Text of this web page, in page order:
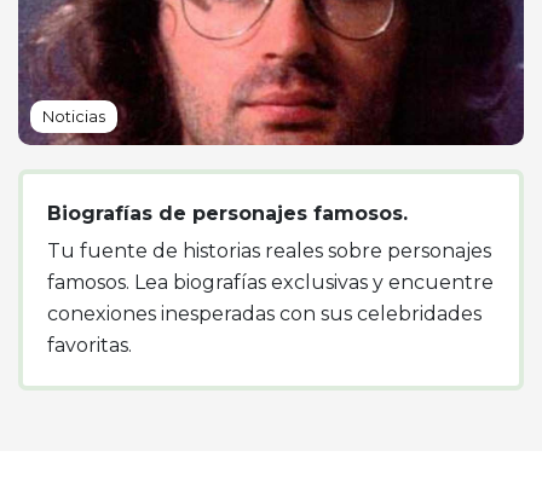
Noticias
Biografías de personajes famosos.
Tu fuente de historias reales sobre personajes
famosos. Lea biografías exclusivas y encuentre
conexiones inesperadas con sus celebridades
favoritas.